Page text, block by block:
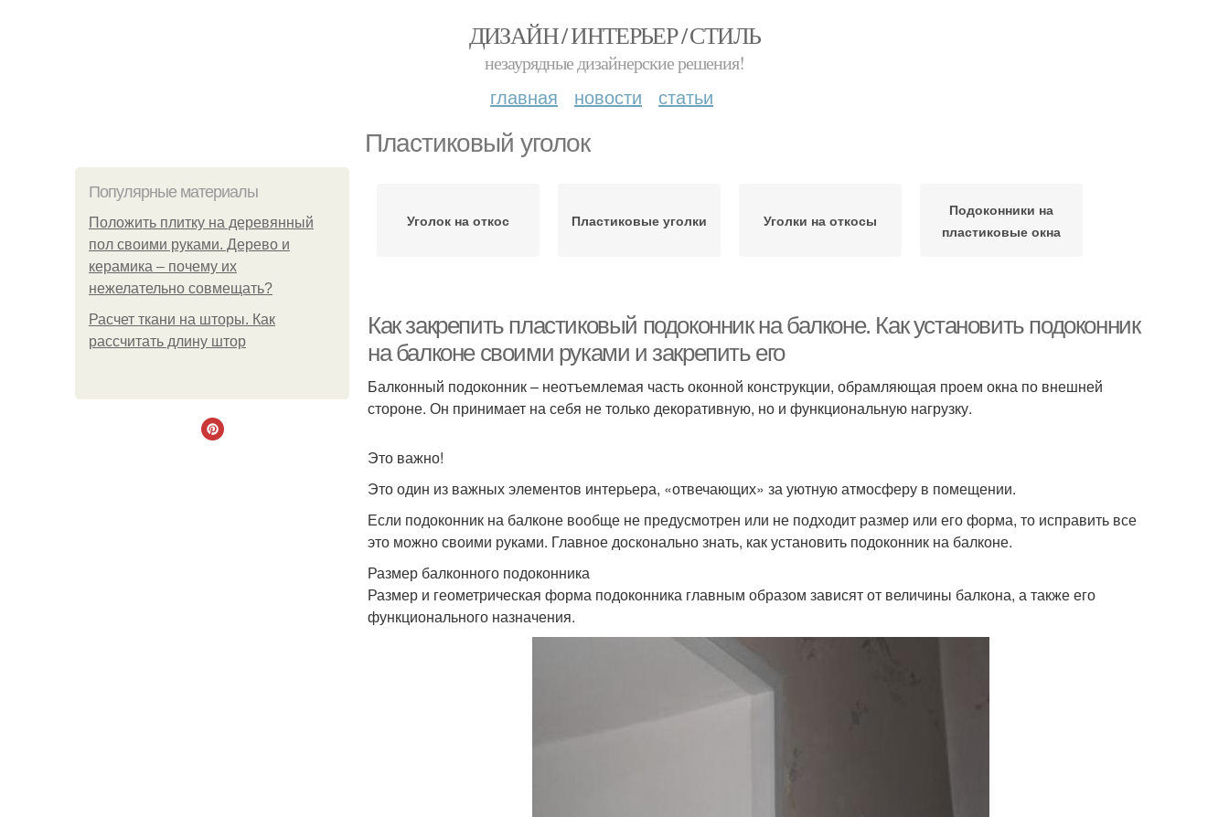
ДИЗАЙН / ИНТЕРЬЕР / СТИЛЬ
незаурядные дизайнерские решения!
главная новости статьи
Пластиковый уголок
Популярные материалы
Положить плитку на деревянный
пол своими руками. Дерево и
керамика – почему их
нежелательно совмещать?
Расчет ткани на шторы. Как
рассчитать длину штор
Уголок на откос Пластиковые уголки Уголки на откосы
Подоконники на
пластиковые окна
Как закрепить пластиковый подоконник на балконе. Как установить подоконник
на балконе своими руками и закрепить его
Балконный подоконник – неотъемлемая часть оконной конструкции, обрамляющая проем окна по внешней
стороне. Он принимает на себя не только декоративную, но и функциональную нагрузку.
Это важно!
Это один из важных элементов интерьера, «отвечающих» за уютную атмосферу в помещении.
Если подоконник на балконе вообще не предусмотрен или не подходит размер или его форма, то исправить все
это можно своими руками. Главное досконально знать, как установить подоконник на балконе.
Размер балконного подоконника
Размер и геометрическая форма подоконника главным образом зависят от величины балкона, а также его
функционального назначения.